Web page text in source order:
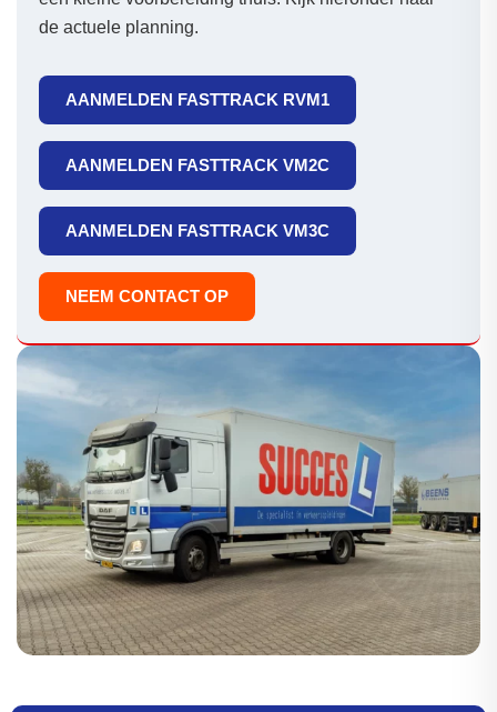
de actuele planning.
AANMELDEN FASTTRACK RVM1
AANMELDEN FASTTRACK VM2C
AANMELDEN FASTTRACK VM3C
NEEM CONTACT OP